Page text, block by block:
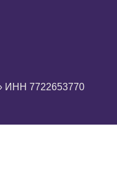
ИНН 7722653770